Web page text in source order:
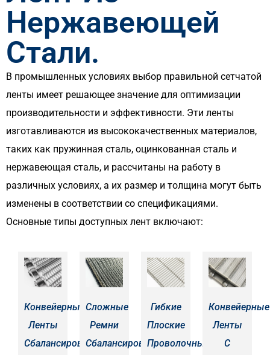
Нержавеющей
Стали.
В промышленных условиях выбор правильной сетчатой
ленты имеет решающее значение для оптимизации
производительности и эффективности. Эти ленты
изготавливаются из высококачественных материалов,
таких как пружинная сталь, оцинкованная сталь и
нержавеющая сталь, и рассчитаны на работу в
различных условиях, а их размер и толщина могут быть
изменены в соответствии со спецификациями.
Основные типы доступных лент включают:
Конвейерные
Ленты
Сбалансированного
Сложные
Ремни
Сбалансированного
Гибкие
Плоские
Проволочные
Конвейерные
Ленты
С